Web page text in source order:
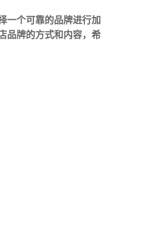
一个可靠的品牌进行加
品牌的方式和内容，希